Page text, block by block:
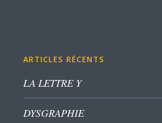
ARTICLES RÉCENTS
LA LETTRE Y
DYSGRAPHIE